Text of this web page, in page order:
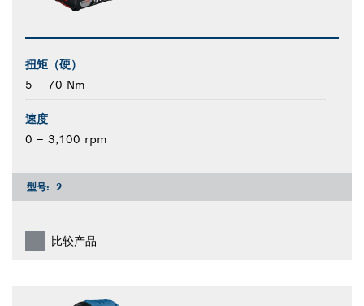
扭矩（硬）
5 – 70 Nm
速度
0 – 3,100 rpm
型号: 2
比较产品